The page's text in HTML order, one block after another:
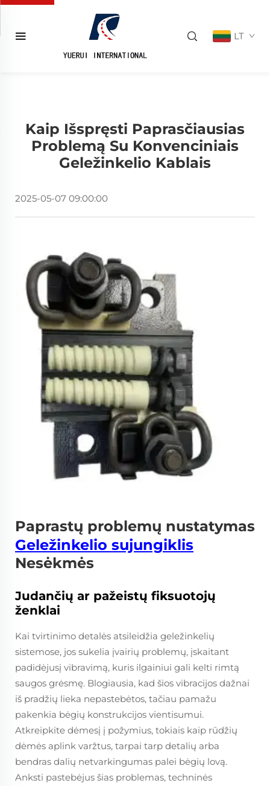
LT
Kaip Išspręsti Paprasčiausias
Problemą Su Konvenciniais
Geležinkelio Kablais
2025-05-07 09:00:00
Paprastų problemų nustatymas
Geležinkelio sujungiklis
Nesėkmės
Judančių ar pažeistų fiksuotojų
ženklai
Kai tvirtinimo detalės atsileidžia geležinkelių
sistemose, jos sukelia įvairių problemų, įskaitant
padidėjusį vibravimą, kuris ilgainiui gali kelti rimtą
saugos grėsmę. Blogiausia, kad šios vibracijos dažnai
iš pradžių lieka nepastebėtos, tačiau pamažu
pakenkia bėgių konstrukcijos vientisumui.
Atkreipkite dėmesį į požymius, tokiais kaip rūdžių
dėmės aplink varžtus, tarpai tarp detalių arba
bendras dalių netvarkingumas palei bėgių lovą.
Anksti pastebėjus šias problemas, techninės